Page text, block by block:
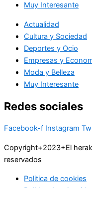
Muy Interesante
Actualidad
Cultura y Sociedad
Deportes y Ocio
Empresas y
Moda y Belleza
Muy Interesante
Redes sociales
Facebook-f Instagram
Copyright+2023+El
reservados
Politica de cookies
Politica de